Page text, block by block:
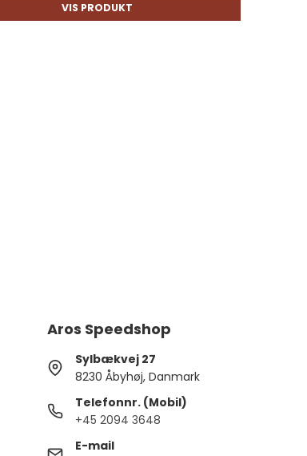
VIS PRODUKT
Aros Speedshop
Sylbækvej 27
8230 Åbyhøj, Danmark
Telefonnr. (Mobil)
+45 2094 3648
E-mail